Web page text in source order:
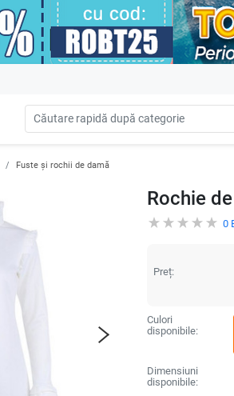
Fuste și rochii de damă
Rochie
0
Preț:
Culori
disponibile:
Dimensiuni
disponibile: